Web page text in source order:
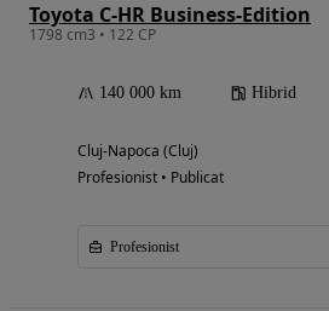
Toyota C-HR Business-Edition
1798 cm3 • 122 CP
140 000 km Hibrid
Cluj-Napoca (Cluj)
Profesionist • Publicat
Profesionist